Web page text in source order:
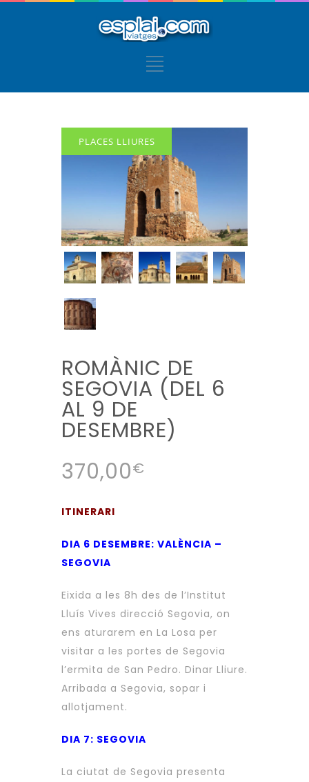
PLACES LLIURES
ROMÀNIC DE
SEGOVIA (DEL 6
AL 9 DE
DESEMBRE)
370,00€
ITINERARI
DIA 6 DESEMBRE: VALÈNCIA –
SEGOVIA
Eixida a les 8h des de l’Institut
Lluís Vives direcció Segovia, on
ens aturarem en La Losa per
visitar a les portes de Segovia
l’ermita de San Pedro. Dinar Lliure.
Arribada a Segovia, sopar i
allotjament.
DIA 7: SEGOVIA
La ciutat de Segovia presenta